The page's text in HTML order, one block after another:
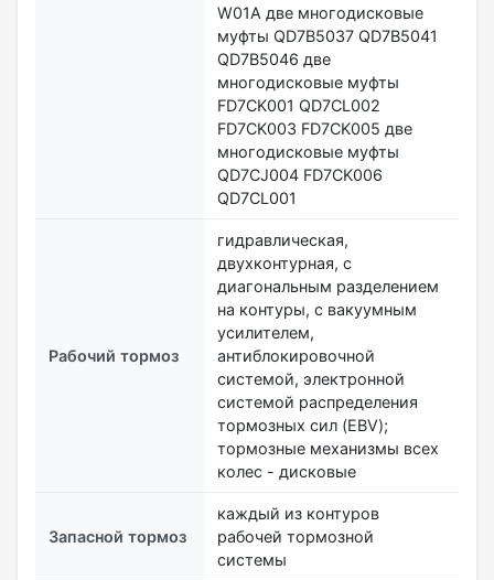
W01A две многодисковые
муфты QD7B5037 QD7B5041
QD7B5046 две
многодисковые муфты
FD7CK001 QD7CL002
FD7CK003 FD7CK005 две
многодисковые муфты
QD7CJ004 FD7CK006
QD7CL001
Рабочий тормоз
гидравлическая,
двухконтурная, с
диагональным разделением
на контуры, с вакуумным
усилителем,
антиблокировочной
системой, электронной
системой распределения
тормозных сил (EBV);
тормозные механизмы всех
колес - дисковые
Запасной тормоз
каждый из контуров
рабочей тормозной
системы